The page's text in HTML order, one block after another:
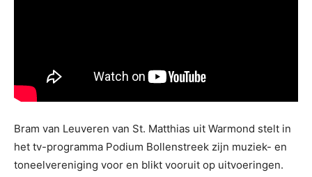
Bram van Leuveren van St. Matthias uit Warmond stelt in
het tv-programma Podium Bollenstreek zijn muziek- en
toneelvereniging voor en blikt vooruit op uitvoeringen.